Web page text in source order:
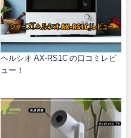
ヘルシオ AX-RS1C の口コミレビ
ュー！